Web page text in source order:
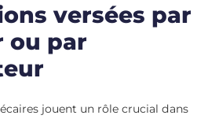
versées par
ou par
jouent un rôle crucial dans